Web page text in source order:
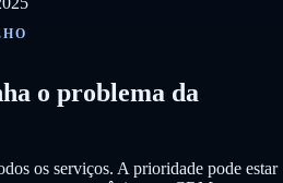
o problema da
os serviços. A prioridade pode estar